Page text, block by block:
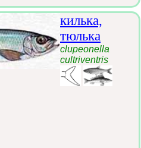
килька,
тюлька
clupeonella
cultriventris